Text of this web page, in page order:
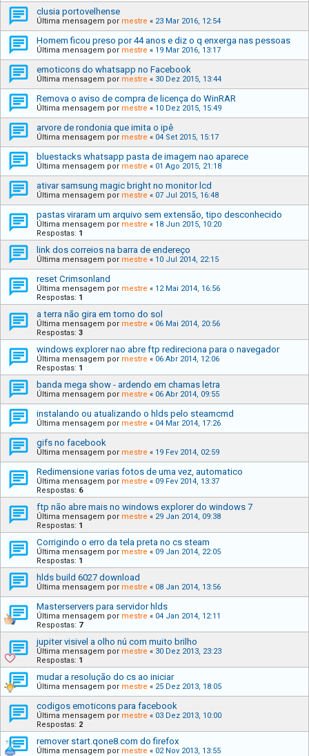
clusia portovelhense
Última mensagem por mestre « 23 Mar 2016, 12:54
Homem ficou preso por 44 anos e diz o q enxerga nas pessoas
Última mensagem por mestre « 19 Mar 2016, 13:17
emoticons do whatsapp no Facebook
Última mensagem por mestre « 30 Dez 2015, 13:44
Remova o aviso de compra de licença do WinRAR
Última mensagem por mestre « 10 Dez 2015, 15:49
arvore de rondonia que imita o ipê
Última mensagem por mestre « 04 Set 2015, 15:17
bluestacks whatsapp pasta de imagem nao aparece
Última mensagem por mestre « 01 Ago 2015, 21:18
ativar samsung magic bright no monitor lcd
Última mensagem por mestre « 07 Jul 2015, 16:48
pastas viraram um arquivo sem extensão, tipo desconhecido
Última mensagem por mestre « 18 Jun 2015, 10:20
Respostas: 1
link dos correios na barra de endereço
Última mensagem por mestre « 10 Jul 2014, 22:15
reset Crimsonland
Última mensagem por mestre « 12 Mai 2014, 16:56
Respostas: 1
a terra não gira em torno do sol
Última mensagem por mestre « 06 Mai 2014, 20:56
Respostas: 3
windows explorer nao abre ftp redireciona para o navegador
Última mensagem por mestre « 06 Abr 2014, 12:06
Respostas: 1
banda mega show - ardendo em chamas letra
Última mensagem por mestre « 06 Abr 2014, 09:55
instalando ou atualizando o hlds pelo steamcmd
Última mensagem por mestre « 04 Mar 2014, 17:26
gifs no facebook
Última mensagem por mestre « 19 Fev 2014, 02:59
Redimensione varias fotos de uma vez, automatico
Última mensagem por mestre « 09 Fev 2014, 13:37
Respostas: 6
ftp não abre mais no windows explorer do windows 7
Última mensagem por mestre « 29 Jan 2014, 09:38
Respostas: 1
Corrigindo o erro da tela preta no cs steam
Última mensagem por mestre « 09 Jan 2014, 22:05
Respostas: 1
hlds build 6027 download
Última mensagem por mestre « 08 Jan 2014, 13:56
Masterservers para servidor hlds
Última mensagem por mestre « 04 Jan 2014, 12:11
Respostas: 7
jupiter visivel a olho nú com muito brilho
Última mensagem por mestre « 30 Dez 2013, 23:23
Respostas: 1
mudar a resolução do cs ao iniciar
Última mensagem por mestre « 25 Dez 2013, 18:05
codigos emoticons para facebook
Última mensagem por mestre « 03 Dez 2013, 10:00
Respostas: 2
remover start.qone8.com do firefox
Última mensagem por mestre « 02 Nov 2013, 13:55